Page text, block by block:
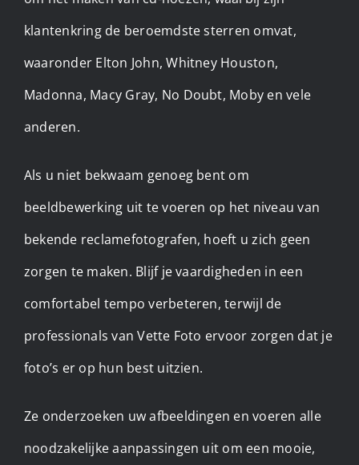
klantenkring de beroemdste sterren omvat,
waaronder Elton John, Whitney Houston,
Madonna, Macy Gray, No Doubt, Moby en vele
anderen. ​
Als u niet bekwaam genoeg bent om
beeldbewerking uit te voeren op het niveau van
bekende reclamefotografen, hoeft u zich geen
zorgen te maken. Blijf je vaardigheden in een
comfortabel tempo verbeteren, terwijl de
professionals van Vette Foto ervoor zorgen dat je
foto’s er op hun best uitzien.
Ze onderzoeken uw afbeeldingen en voeren alle
noodzakelijke aanpassingen uit om een mooie,